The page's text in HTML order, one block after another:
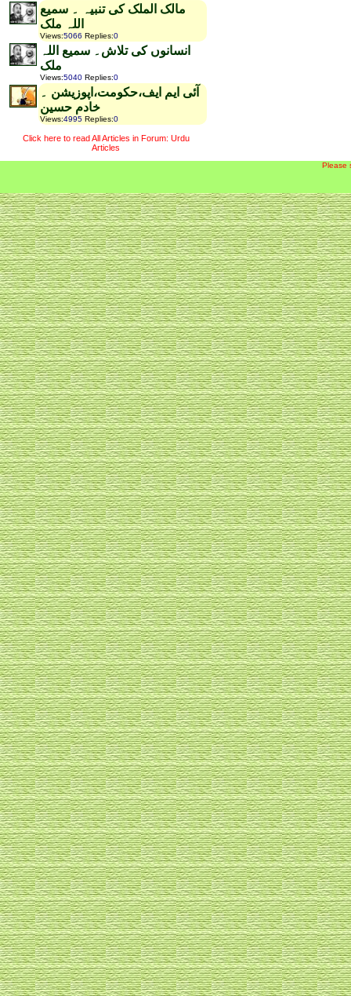
مالک الملک کی تنبیہ ۔ سمیع
اللہ ملک
Views:5066 Replies:0
انسانوں کی تلاش۔ سمیع اللہ
ملک
Views:5040 Replies:0
آئی ایم ایف،حکومت،اپوزیشن ۔
خادم حسین
Views:4995 Replies:0
Click here to read All Articles in Forum: Urdu
Articles
Please